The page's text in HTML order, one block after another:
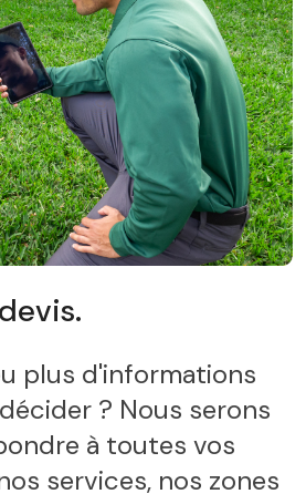
plus d'informations
? Nous serons
à toutes vos
services, nos zones